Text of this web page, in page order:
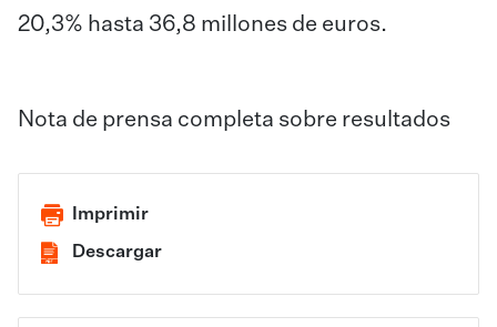
20,3% hasta 36,8 millones de euros.
Nota de prensa completa sobre resultados​
Imprimir
Descargar